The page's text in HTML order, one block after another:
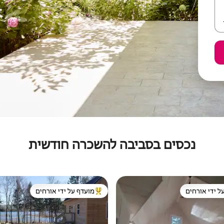
נכסים בסביבה להשכרה חודשית
נכסים מועדפים על ידי אורחים
ידי אורחים מוביל בקרב נכסים מועדפים על ידי
מועדף על ידי אורחים